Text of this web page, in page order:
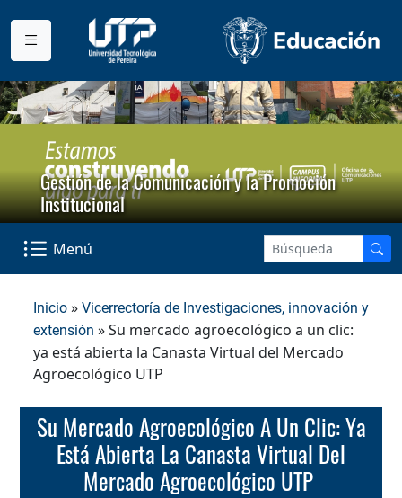
Gestión de la Comunicación y la Promoción
Institucional
Menú
Inicio » Vicerrectoría de Investigaciones, innovación y
extensión » Su mercado agroecológico a un clic:
ya está abierta la Canasta Virtual del Mercado
Agroecológico UTP
Su Mercado Agroecológico A Un Clic: Ya
Está Abierta La Canasta Virtual Del
Mercado Agroecológico UTP